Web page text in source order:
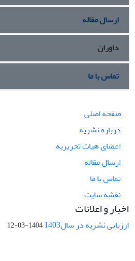
ارسال مقاله
داوران
تماس با ما
صفحه اصلی
درباره نشریه
اعضای هیات تحریریه
ارسال مقاله
تماس با ما
نقشه سایت
اخبار و اعلانات
ارزیابی نشریه در سال1403 1404-03-12